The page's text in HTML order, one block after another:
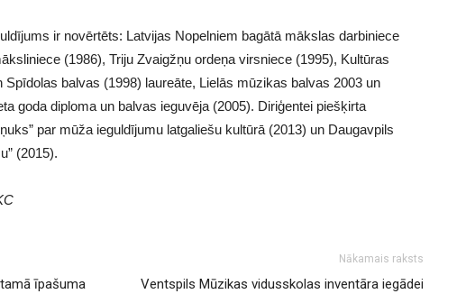
ir novērtēts: Latvijas Nopelniem bagātā mākslas darbiniece
(1986), Triju Zvaigžņu ordeņa virsniece (1995), Kultūras
balvas (1998) laureāte, Lielās mūzikas balvas 2003 un
goda diploma un balvas ieguvēja (2005). Diriģentei piešķirta
par mūža ieguldījumu latgaliešu kultūrā (2013) un Daugavpils
(2015).
īpašuma
Nākamais raksts
Ventspils Mūzikas vidusskolas inventāra iegādei